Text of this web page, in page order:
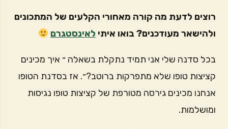
רוצים לדעת מה קורה מאחורי הקלעים של המתכונים
ולהישאר מעודכנים? בואו איתי לאינסטגרם
בכל סדנה שלי אני תמיד נתקלת בשאלה ״ איך מכינים
קציצות טופו שלא מתפרקות ברוטב?״. אז בסדנת הטופו
אנחנו מכינים גירסה מטורפת של קציצות טופו נגיסות
ומושלמות.